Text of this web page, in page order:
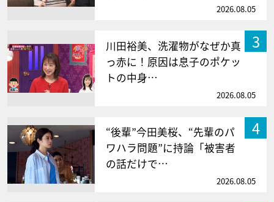
2026.08.05
3
川田裕美、洗濯物がなぜか真
っ赤に！原因は息子のポケッ
トの中身…
2026.08.05
4
“後輩”今田美桜、“先輩のパ
ワハラ問題”に持論「被害者
の話だけで…
2026.08.05